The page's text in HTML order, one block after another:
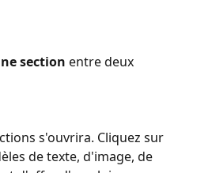
section entre deux
s'ouvrira. Cliquez sur
de texte, d'image, de